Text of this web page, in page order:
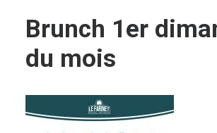
Brunch 1er
du mois